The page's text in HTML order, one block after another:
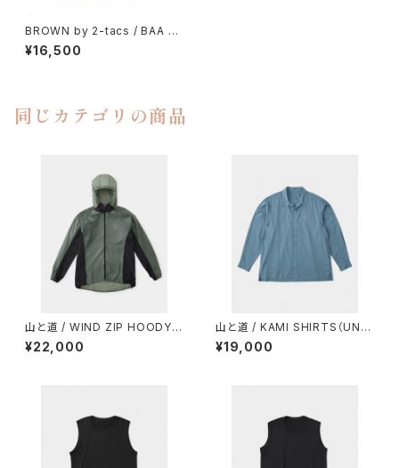
BROWN by 2-tacs / BAA P
OCKET（DYEING）
¥16,500
同じカテゴリの商品
山と道 / WIND ZIP HOODY
（UNISEX）
¥22,000
山と道 / KAMI SHIRTS（UNIS
EX）
¥19,000